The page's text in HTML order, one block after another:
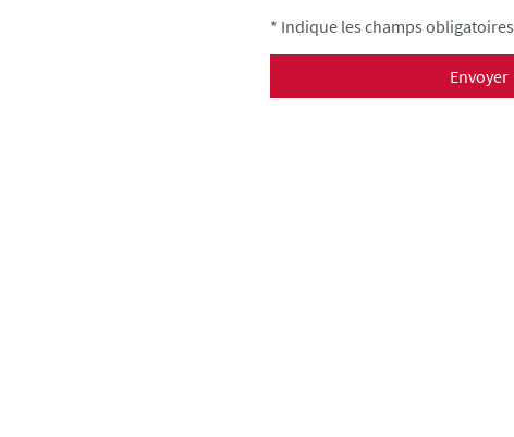
* Indique les champs obligatoires
Envoyer